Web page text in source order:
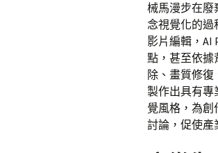
械馬漫步在廢
念視覺化的
影片編輯，AI
點，甚至依據
除、畫質修
製作出具有專
覺風格，為
討論，促使產